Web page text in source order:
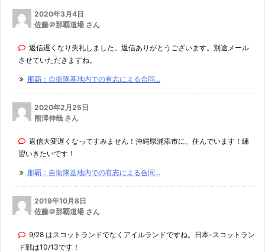
2020年3月4日
佐藤＠那覇道場 さん
返信遅くなり失礼しました。返信ありがとうございます。別途メール
させていただきますね。
那覇：自衛隊基地内での有志による合同...
2020年2月25日
熊澤伸哉 さん
返信大変遅くなってすみません！沖縄県浦添市に、住んでいます！練
習いきたいです！
那覇：自衛隊基地内での有志による合同...
2019年10月8日
佐藤＠那覇道場 さん
9/28 はスコットランドでなくアイルランドですね。日本-スコットラン
ド戦は10/13です！